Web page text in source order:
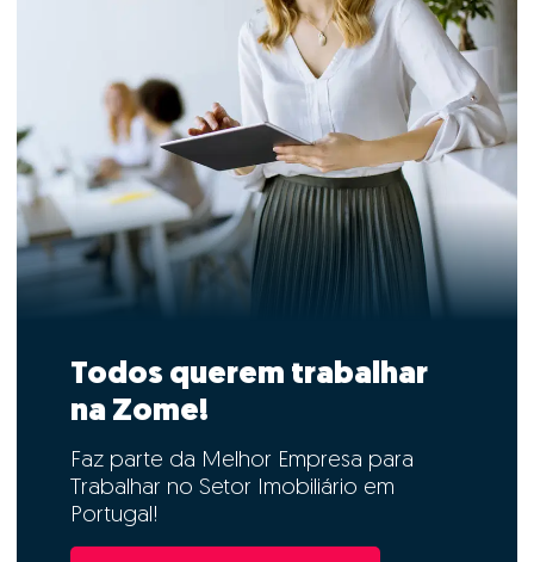
Todos querem trabalhar
na Zome!
Faz parte da Melhor Empresa para
Trabalhar no Setor Imobiliário em
Portugal!